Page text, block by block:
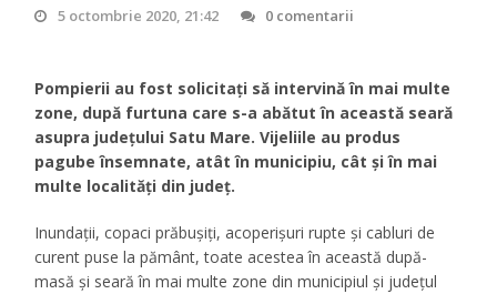
5 octombrie 2020, 21:42 0 comentarii
Pompierii au fost solicitați să intervină în mai multe
zone, după furtuna care s-a abătut în această seară
asupra județului Satu Mare. Vijeliile au produs
pagube însemnate, atât în municipiu, cât și în mai
multe localități din județ.
Inundații, copaci prăbușiți, acoperișuri rupte și cabluri de
curent puse la pământ, toate acestea în această după-
masă și seară în mai multe zone din municipiul și județul